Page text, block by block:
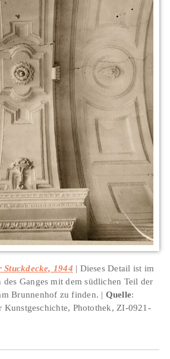
Stuckdecke, 1944
Dieses Detail ist im
des Ganges mit dem südlichen Teil der
Brunnenhof zu finden.
Quelle:
Kunstgeschichte, Photothek, ZI-0921-